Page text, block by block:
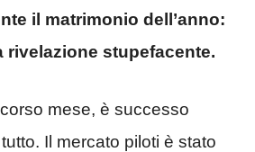
il matrimonio dell’anno:
rivelazione stupefacente.
mese, è successo
Il mercato piloti è stato